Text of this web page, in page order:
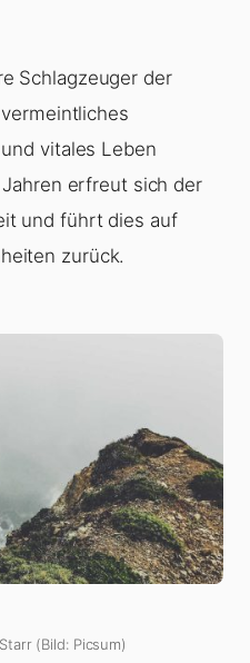
Schlagzeuger der
vitales Leben
erfreut sich der
und führt dies auf
zurück.
(Bild: Picsum)